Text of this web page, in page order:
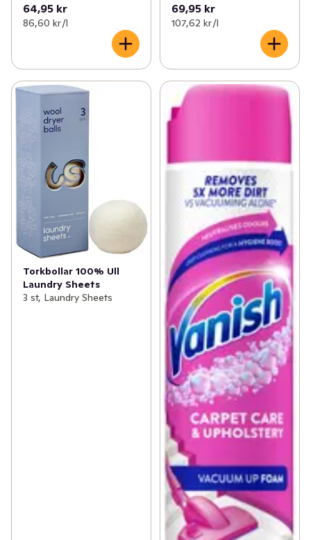
64,95 kr
86,60 kr /l
69,95 kr
107,62 kr /l
Torkbollar 100% Ull
Laundry Sheets
3 st, Laundry Sheets